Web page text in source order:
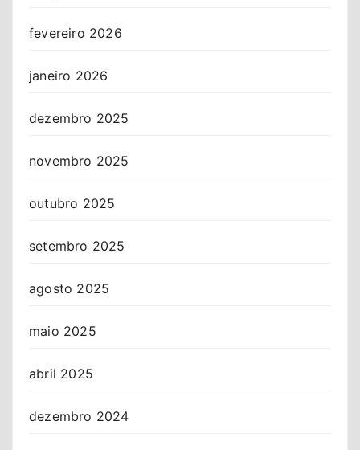
fevereiro 2026
janeiro 2026
dezembro 2025
novembro 2025
outubro 2025
setembro 2025
agosto 2025
maio 2025
abril 2025
dezembro 2024